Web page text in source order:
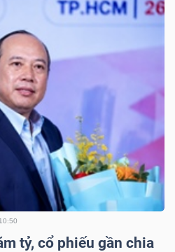
tỷ, cổ phiếu gần chia